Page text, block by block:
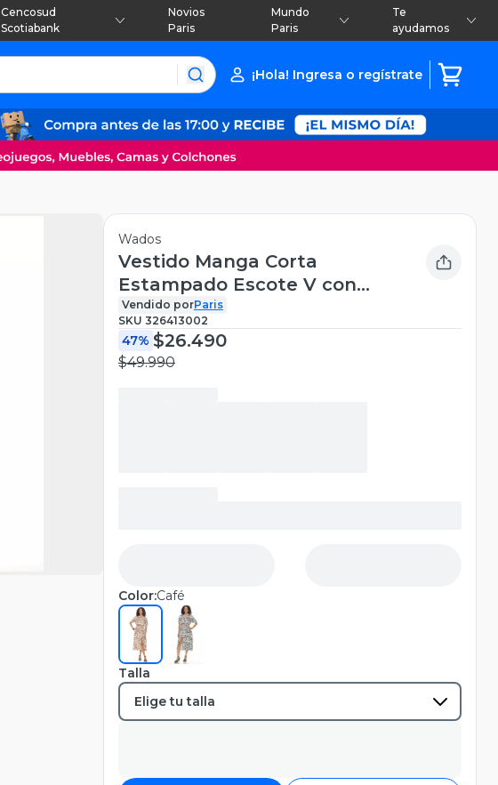
Cencosud
Scotiabank
Novios
Paris
Mundo
Paris
Te
ayudamos
¡Hola! Ingresa o regístrate
Wados
Vestido Manga Corta
Estampado Escote V con
Cinturón
Vendido porParis
SKU 326413002
47% $26.490
$49.990
Color:Café
Talla